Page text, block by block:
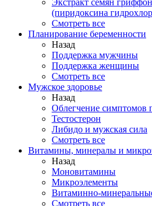
Экстракт семян
(пиридоксина
Смотреть все
Планирование беременности
Назад
Поддержка мужчины
Поддержка женщины
Смотреть все
Мужское здоровье
Назад
Облегчение симптомов
Тестостерон
Либидо и мужская сила
Смотреть все
Витамины, минералы и
Назад
Моновитамины
Микроэлементы
Витаминно-
Смотреть все